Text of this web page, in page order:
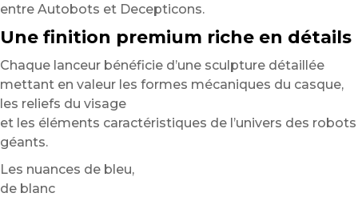
entre Autobots et Decepticons.
Une finition premium riche en détails
Chaque lanceur bénéficie d’une sculpture détaillée
mettant en valeur les formes mécaniques du casque,
les reliefs du visage
et les éléments caractéristiques de l’univers des robots
géants.
Les nuances de bleu,
de blanc